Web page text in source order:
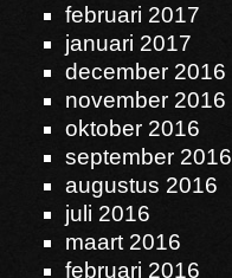
februari 2017
januari 2017
december 2016
november 2016
oktober 2016
september 2016
augustus 2016
juli 2016
maart 2016
februari 2016